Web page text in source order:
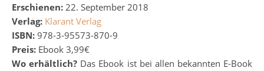
Erschienen: 22. September 2018
Verlag: Klarant Verlag
ISBN: 978-3-95573-870-9
Preis: Ebook 3,99€
Wo erhältlich? Das Ebook ist bei allen bekannten E-Book